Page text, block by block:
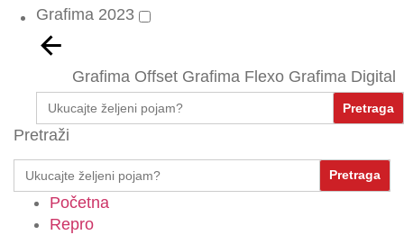
Grafima 2023
Grafima Offset Grafima Flexo Grafima Digital
Search
for:
Pretraži
Search
for:
Početna
Repro